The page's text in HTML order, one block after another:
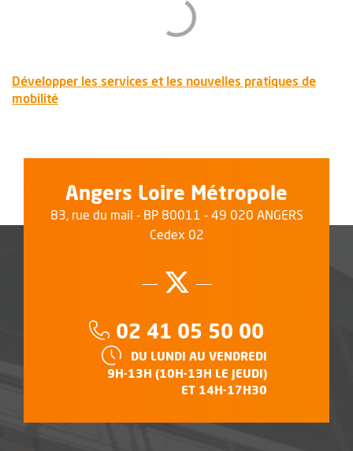
Développer les services et les nouvelles pratiques de
mobilité, Ouvre une nouvelle fenêtre
Angers Loire Métropole
83, rue du mail - BP 80011 - 49 020 ANGERS
Cedex 02
Suivez-nous
, Ouvre une
Téléphone :
02 41 05 50 00
HORAIRES :
DU LUNDI AU VENDREDI
9H-13H (10H-13H LE JEUDI)
ET 14H-17H30